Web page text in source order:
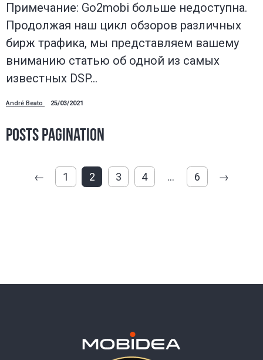
Примечание: Go2mobi больше недоступна.
Продолжая наш цикл обзоров различных
бирж трафика, мы представляем вашему
вниманию статью об одной из самых
известных DSP…
André Beato 25/03/2021
Posts pagination
← 1 2 3 4 … 6 →